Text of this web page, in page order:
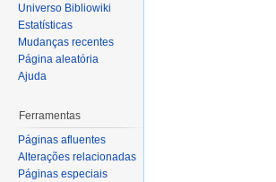
Universo Bibliowiki
Estatísticas
Mudanças recentes
Página aleatória
Ajuda
Ferramentas
Páginas afluentes
Alterações relacionadas
Páginas especiais